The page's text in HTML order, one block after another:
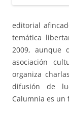
editorial
temática
2009, aunque
asociación
organiza
difusión de
Calumnia es